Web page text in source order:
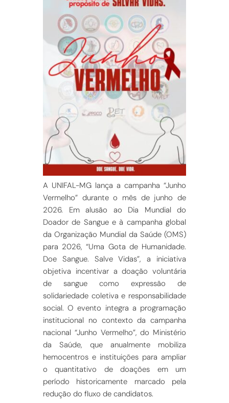
A UNIFAL-MG lança a campanha “Junho
Vermelho” durante o mês de junho de
2026. Em alusão ao Dia Mundial do
Doador de Sangue e à campanha global
da Organização Mundial da Saúde (OMS)
para 2026, “Uma Gota de Humanidade.
Doe Sangue. Salve Vidas”, a iniciativa
objetiva incentivar a doação voluntária
de sangue como expressão de
solidariedade coletiva e responsabilidade
social. O evento integra a programação
institucional no contexto da campanha
nacional “Junho Vermelho”, do Ministério
da Saúde, que anualmente mobiliza
hemocentros e instituições para ampliar
o quantitativo de doações em um
período historicamente marcado pela
redução do fluxo de candidatos.